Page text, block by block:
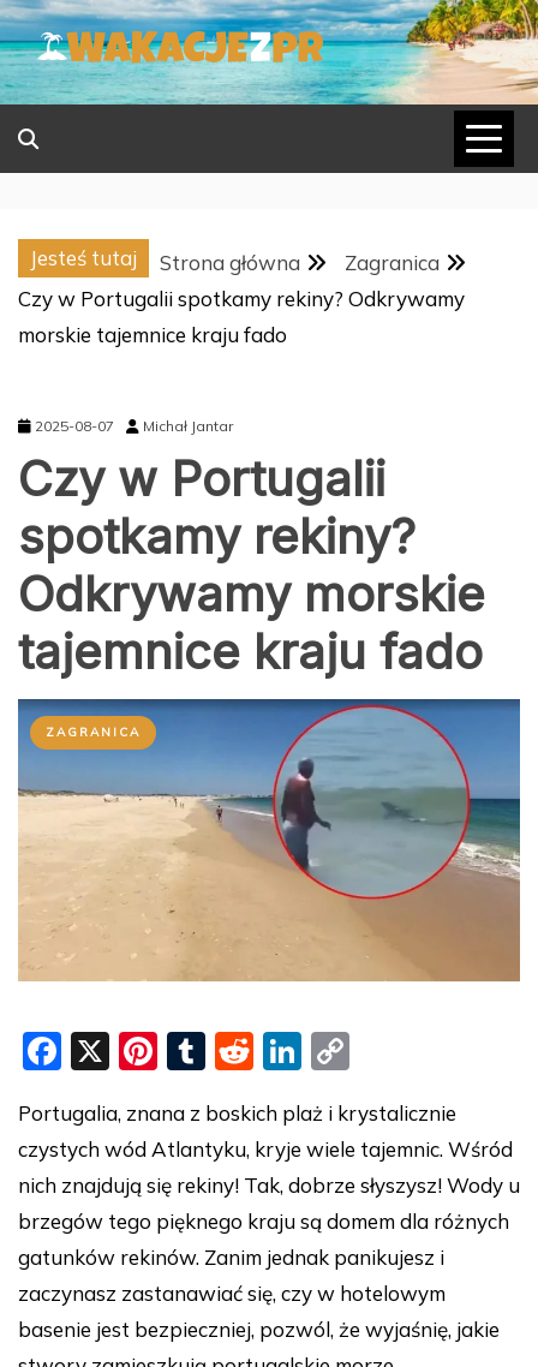
Skip
to
content
Jesteś tutaj Strona główna
Zagranica
Czy w Portugalii spotkamy rekiny? Odkrywamy
morskie tajemnice kraju fado
2025-08-07 Michał Jantar
Czy w Portugalii
spotkamy rekiny?
Odkrywamy morskie
tajemnice kraju fado
ZAGRANICA
F
c
e
b
o
o
k
X
Pi
er
e
st
T
m
bl
r
R
d
di
t
Li
k
e
dI
n
p
y
Li
n
k
Portugalia, znana z boskich plaż i krystalicznie
czystych wód Atlantyku, kryje wiele tajemnic. Wśród
nich znajdują się rekiny! Tak, dobrze słyszysz! Wody u
brzegów tego pięknego kraju są domem dla różnych
gatunków rekinów. Zanim jednak panikujesz i
zaczynasz zastanawiać się, czy w hotelowym
basenie jest bezpieczniej, pozwól, że wyjaśnię, jakie